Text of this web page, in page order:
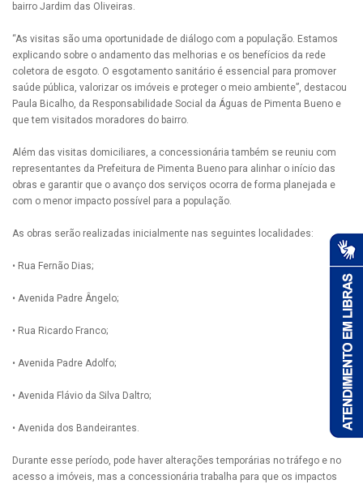
bairro Jardim das Oliveiras.
“As visitas são uma oportunidade de diálogo com a população. Estamos
explicando sobre o andamento das melhorias e os benefícios da rede
coletora de esgoto. O esgotamento sanitário é essencial para promover
saúde pública, valorizar os imóveis e proteger o meio ambiente”, destacou
Paula Bicalho, da Responsabilidade Social da Águas de Pimenta Bueno e
que tem visitados moradores do bairro.
Além das visitas domiciliares, a concessionária também se reuniu com
representantes da Prefeitura de Pimenta Bueno para alinhar o início das
obras e garantir que o avanço dos serviços ocorra de forma planejada e
com o menor impacto possível para a população.
As obras serão realizadas inicialmente nas seguintes localidades:
• Rua Fernão Dias;
• Avenida Padre Ângelo;
• Rua Ricardo Franco;
• Avenida Padre Adolfo;
• Avenida Flávio da Silva Daltro;
• Avenida dos Bandeirantes.
Durante esse período, pode haver alterações temporárias no tráfego e no
acesso a imóveis, mas a concessionária trabalha para que os impactos